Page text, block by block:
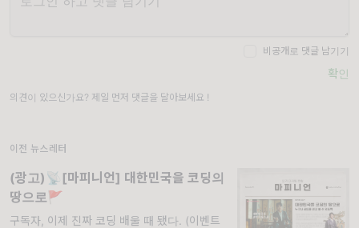
비공개로 댓글 남기기
확인
의견이 있으신가요? 제일 먼저 댓글을 달아보세요 !
이전 뉴스레터
(광고)📡[마피니언] 대한민국을 코딩의
땅으로🚩
구독자, 이제 진짜 코딩 배울 때 됐다. (이벤트